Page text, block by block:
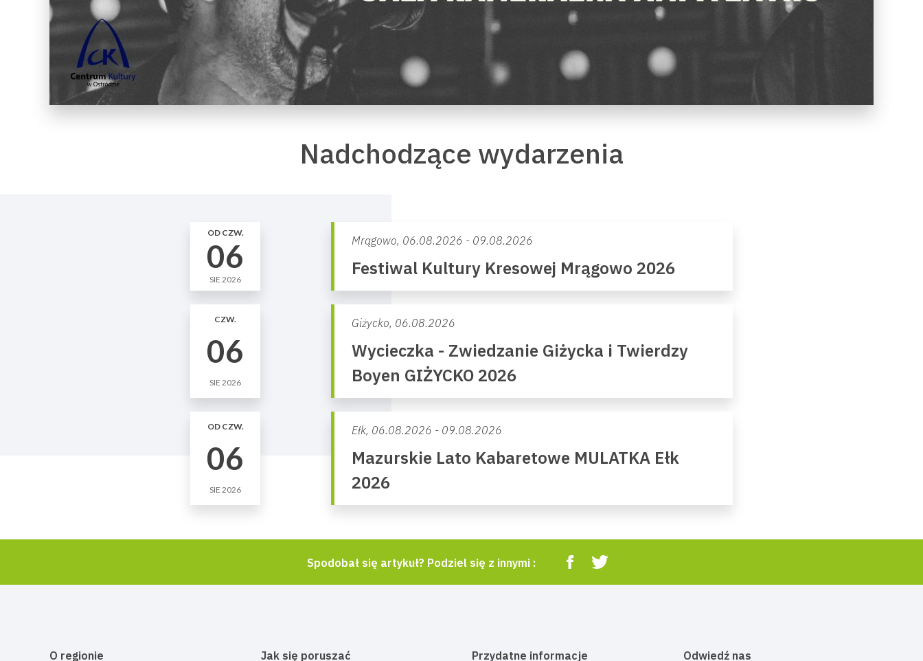
Nadchodzące wydarzenia
OD CZW.
06
SIE 2026
Mrągowo, 06.08.2026 - 09.08.2026
Festiwal Kultury Kresowej Mrągowo 2026
CZW.
06
SIE 2026
Giżycko, 06.08.2026
Wycieczka - Zwiedzanie Giżycka i Twierdzy
Boyen GIŻYCKO 2026
OD CZW.
06
SIE 2026
Ełk, 06.08.2026 - 09.08.2026
Mazurskie Lato Kabaretowe MULATKA Ełk
2026
Spodobał się artykuł? Podziel się z innymi :
O regionie Jak się poruszać Przydatne informacje Odwiedź nas